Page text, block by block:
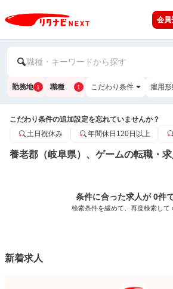
会員
職種・キーワードから探す
勤務地 1 職種 1 こだわり条件 雇用
こだわり条件の追加設定を忘れていませんか？
土日祝休み
年間休日120日以上
養老郡（岐阜県）、ゲームの転職・
条件に合った求人が 0件
検索条件を緩めて、再度検索して
新着求人